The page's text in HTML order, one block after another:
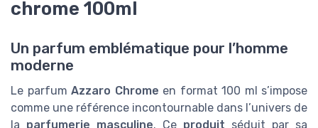
chrome 100ml
Un parfum emblématique pour l’homme
moderne
Le parfum Azzaro Chrome en format 100 ml s’impose
comme une référence incontournable dans l’univers de
la parfumerie masculine. Ce produit séduit par sa